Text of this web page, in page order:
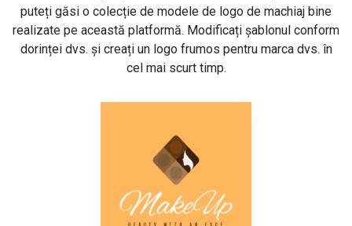
puteți găsi o colecție de modele de logo de machiaj bine
realizate pe această platformă. Modificați șablonul conform
dorinței dvs. și creați un logo frumos pentru marca dvs. în
cel mai scurt timp.